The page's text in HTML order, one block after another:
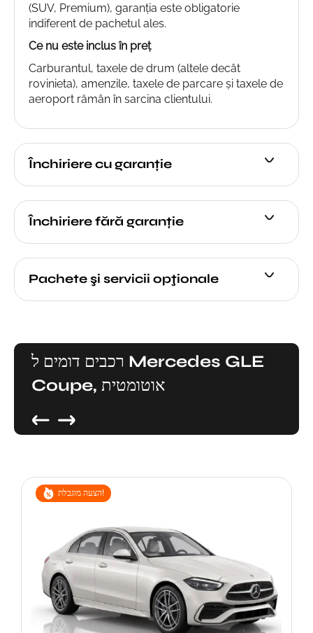
(SUV, Premium), garanția este obligatorie
indiferent de pachetul ales.
Ce nu este inclus în preț
Carburantul, taxele de drum (altele decât
rovinieta), amenzile, taxele de parcare și taxele de
aeroport rămân în sarcina clientului.
Închiriere cu garanție
Închiriere fără garanție
Pachete şi servicii opţionale
רכבים דומים ל Mercedes GLE
Coupe, אוטומטית
הצעה מוגבלת!